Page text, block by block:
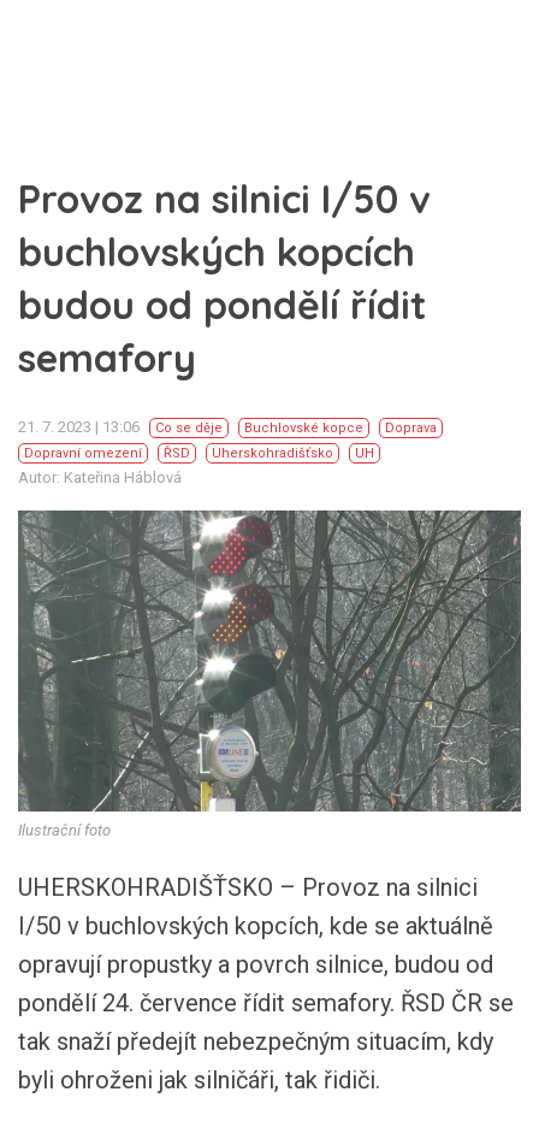
Provoz na silnici I/50 v
buchlovských kopcích
budou od pondělí řídit
semafory
21. 7. 2023 | 13:06 Co se děje Buchlovské kopce
Doprava
Dopravní omezení
ŘSD Uherskohradišťsko UH
Autor: Kateřina Háblová
Ilustrační foto
UHERSKOHRADIŠŤSKO – Provoz na silnici
I/50 v buchlovských kopcích, kde se aktuálně
opravují propustky a povrch silnice, budou od
pondělí 24. července řídit semafory. ŘSD ČR se
tak snaží předejít nebezpečným situacím, kdy
byli ohroženi jak silničáři, tak řidiči.